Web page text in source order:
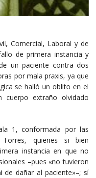
Comercial, Laboral y de
de primera instancia y
un paciente contra dos
por mala praxis, ya que
se halló un oblito en el
extraño olvidado
1, conformada por las
quienes si bien
instancia en que no
–pues «no tuvieron
de dañar al paciente»–; sí